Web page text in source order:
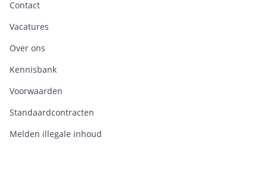
Contact
Vacatures
Over ons
Kennisbank
Voorwaarden
Standaardcontracten
Melden illegale inhoud